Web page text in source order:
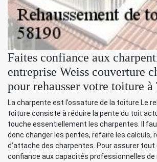
Faites confiance aux
entreprise Weiss couverture
pour rehausser votre toiture à
La charpente est l’ossature de la toiture Le
toiture consiste à réduire la pente du toit
touche essentiellement les charpentes. Il
donc changer les pentes, refaire les calculs,
d’attache des charpentes. Pour assurer
confiance aux capacités professionnelles de